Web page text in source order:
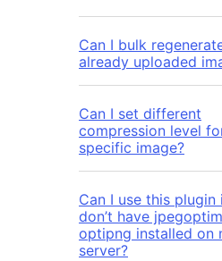
Can I bulk
already uploaded
Can I set different
compression level
specific image?
Can I use this plugin
don’t have
optipng installed on
server?